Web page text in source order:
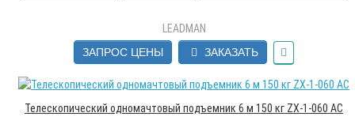
LEADMAN
ЗАПРОС ЦЕНЫ
ЗАКАЗАТЬ
Телескопический одномачтовый подъемник 6 м 150 кг ZX-1-060 AC